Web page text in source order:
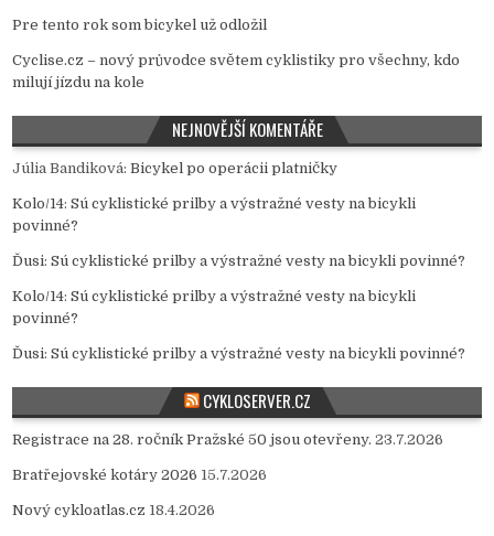
Pre tento rok som bicykel už odložil
Cyclise.cz – nový průvodce světem cyklistiky pro všechny, kdo
milují jízdu na kole
NEJNOVĚJŠÍ KOMENTÁŘE
Júlia Bandiková:Bicykel po operácii platničky
Kolo/14:Sú cyklistické prilby a výstražné vesty na bicykli
povinné?
Ďusi:Sú cyklistické prilby a výstražné vesty na bicykli povinné?
Kolo/14:Sú cyklistické prilby a výstražné vesty na bicykli
povinné?
Ďusi:Sú cyklistické prilby a výstražné vesty na bicykli povinné?
CYKLOSERVER.CZ
Registrace na 28. ročník Pražské 50 jsou otevřeny. 23.7.2026
Bratřejovské kotáry 2026 15.7.2026
Nový cykloatlas.cz 18.4.2026